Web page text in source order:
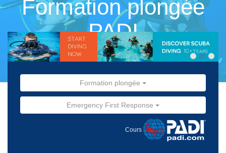
Formation plongée
PADI
Formation plongée
Emergency First Response
Cours